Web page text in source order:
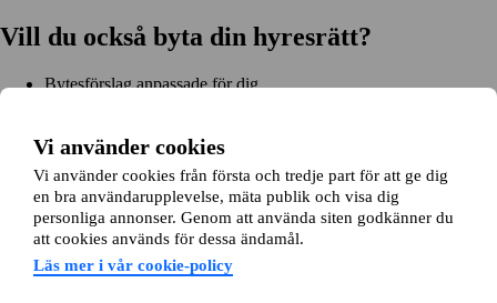
Vi använder cookies
Vi använder cookies från första och tredje part för att ge dig
en bra användarupplevelse, mäta publik och visa dig
personliga annonser. Genom att använda siten godkänner du
att cookies används för dessa ändamål.
Läs mer i vår cookie-policy
Vill du också byta din hyresrätt?
Bytesförslag anpassade för dig
Kom igång
Kom igång gratisSök annonser Logga in
Läs mer
Nyheter och tipsBytesansökan
Om lägenhetsbyte.se